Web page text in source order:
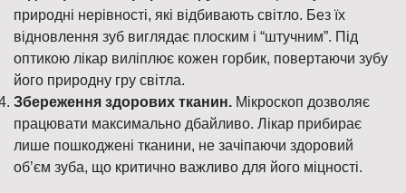
природні нерівності, які відбивають світло. Без їх
відновлення зуб виглядає плоским і “штучним”. Під
оптикою лікар виліплює кожен горбик, повертаючи зубу
його природну гру світла.
Збереження здорових тканин. Мікроскоп дозволяє
працювати максимально дбайливо. Лікар прибирає
лише пошкоджені тканини, не зачіпаючи здоровий
об’єм зуба, що критично важливо для його міцності.